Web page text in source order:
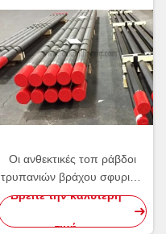
Οι ανθεκτικές τοπ ράβδοι
τρυπανιών βράχου σφυριών
περνούν κλωστή στη ράβδο
μεταλλεία/την ανατίναξη
Βρείτε την καλύτερη
τιμή